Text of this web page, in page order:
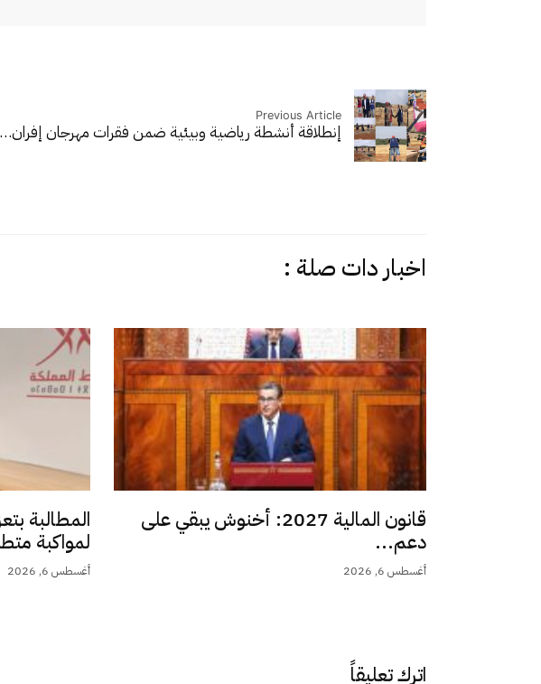
Previous Article
إنطلاقة أنشطة رياضية وبيئية ضمن فقرات مهرجان إفران…
اخبار دات صلة :
قانون المالية 2027: أخنوش يبقي على
دعم...
أغسطس 6, 2026
المطالبة
لمواكبة
أغسطس 6, 2026
اترك تعليقاً